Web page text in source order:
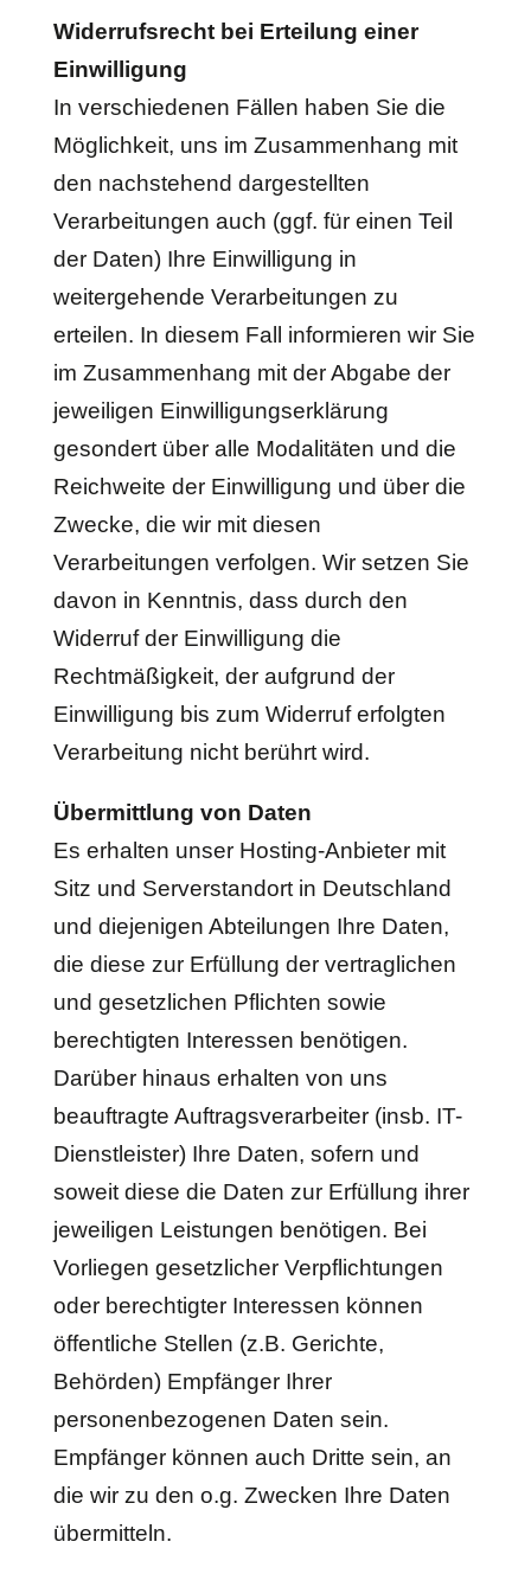
Widerrufsrecht bei Erteilung einer
Einwilligung
In verschiedenen Fällen haben Sie die
Möglichkeit, uns im Zusammenhang mit
den nachstehend dargestellten
Verarbeitungen auch (ggf. für einen Teil
der Daten) Ihre Einwilligung in
weitergehende Verarbeitungen zu
erteilen. In diesem Fall informieren wir Sie
im Zusammenhang mit der Abgabe der
jeweiligen Einwilligungserklärung
gesondert über alle Modalitäten und die
Reichweite der Einwilligung und über die
Zwecke, die wir mit diesen
Verarbeitungen verfolgen. Wir setzen Sie
davon in Kenntnis, dass durch den
Widerruf der Einwilligung die
Rechtmäßigkeit, der aufgrund der
Einwilligung bis zum Widerruf erfolgten
Verarbeitung nicht berührt wird.
Übermittlung von Daten
Es erhalten unser Hosting-Anbieter mit
Sitz und Serverstandort in Deutschland
und diejenigen Abteilungen Ihre Daten,
die diese zur Erfüllung der vertraglichen
und gesetzlichen Pflichten sowie
berechtigten Interessen benötigen.
Darüber hinaus erhalten von uns
beauftragte Auftragsverarbeiter (insb. IT-
Dienstleister) Ihre Daten, sofern und
soweit diese die Daten zur Erfüllung ihrer
jeweiligen Leistungen benötigen. Bei
Vorliegen gesetzlicher Verpflichtungen
oder berechtigter Interessen können
öffentliche Stellen (z.B. Gerichte,
Behörden) Empfänger Ihrer
personenbezogenen Daten sein.
Empfänger können auch Dritte sein, an
die wir zu den o.g. Zwecken Ihre Daten
übermitteln.